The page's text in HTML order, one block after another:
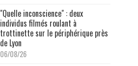
"Quelle inconscience" : deux
individus filmés roulant à
trottinette sur le périphérique près
de Lyon
06/08/26